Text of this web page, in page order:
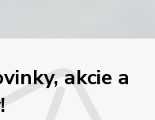
akcie a